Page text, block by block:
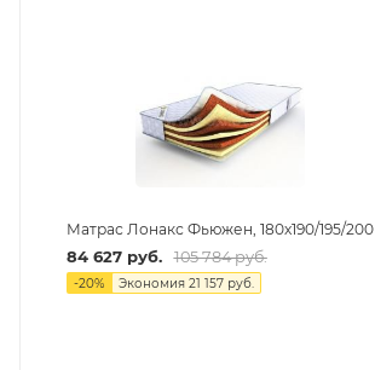
Матрас Лонакс Фьюжен, 180х190/195/200
84 627руб. 105 784руб.
-20% Экономия 21 157руб.